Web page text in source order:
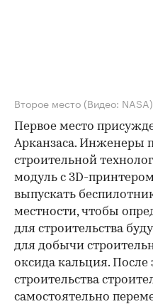
Второе место (Видео: NASA)
Первое место
Арканзаса. Инженеры
строительной
модуль с 3D-
выпускать
местности, чтобы
для строительства
для добычи
оксида кальция. После
строительства
самостоятельно